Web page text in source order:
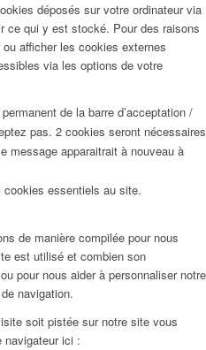
déposés sur votre ordinateur via
ce qui y est stocké. Pour des raisons
afficher les cookies externes
via les options de votre
de la barre d’acceptation /
pas. 2 cookies seront nécessaires
message apparaitrait à nouveau à
cookies essentiels au site.
de manière compilée pour nous
est utilisé et combien son
pour nous aider à personnaliser notre
navigation.
soit pistée sur notre site vous
navigateur ici :